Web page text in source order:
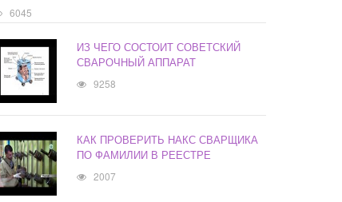
6045
ИЗ ЧЕГО СОСТОИТ СОВЕТСКИЙ
СВАРОЧНЫЙ АППАРАТ
9258
КАК ПРОВЕРИТЬ НАКС СВАРЩИКА
ПО ФАМИЛИИ В РЕЕСТРЕ
2007